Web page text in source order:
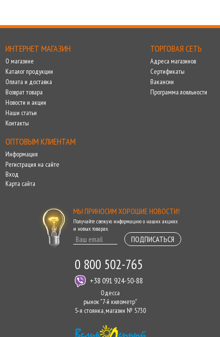
ИНТЕРНЕТ МАГАЗИН
О магазине
Каталог продукции
Оплата и доставка
Возврат товара
Новости и акции
Наши статьи
Контакты
ТОРГОВАЯ СЕТЬ
Адреса магазинов
Сертификаты
Вакансии
Программа лояльности
ОПТОВЫМ КЛИЕНТАМ
Информация
Регистрация на сайте
Вход
Карта сайта
МЫ ПРИНОСИМ ХОРОШИЕ НОВОСТИ!
Получайте свежую информацию о наших акциях
и новых товарах.
ПОДПИСАТЬСЯ
0 800 502-765
+38 091 924-50-88
Одесса
рынок "7-й километр"
5-я стоянка, магазин № 5730